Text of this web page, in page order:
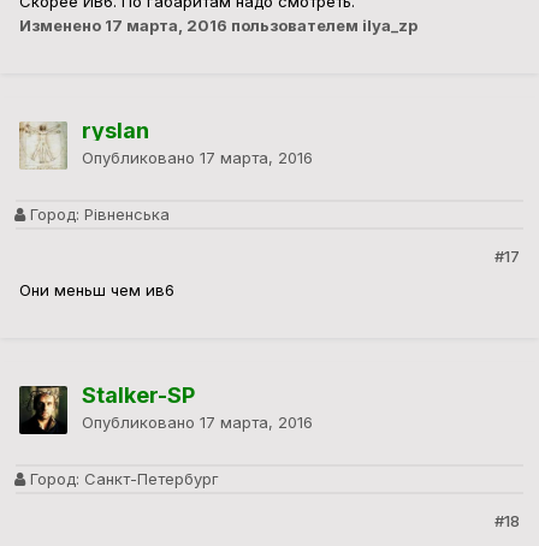
Изменено 17 марта, 2016 пользователем ilya_zp
ryslan
Опубликовано 17 марта, 2016
Город: Рівненська
#17
Они меньш чем ив6
Stalker-SP
Опубликовано 17 марта, 2016
Город: Санкт-Петербург
#18